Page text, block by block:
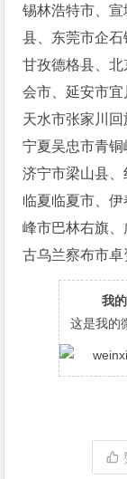
锡林浩特市、
县、东莞市企石
甘孜德格县、
会市、延安市宜
天水市张家川
宁夏吴忠市青铜
济宁市梁山县
临夏临夏市、
峰市巴林右旗
古乌兰察布市卓
我
这是我的